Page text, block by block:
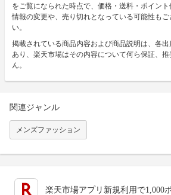
をご覧になられた時点で、価格・送料・ポイン
情報の変更や、売り切れとなっている可能性も
い。
掲載されている商品内容および商品説明は、各
あり、楽天市場はその内容について何ら保証、
ん。
関連ジャンル
メンズファッション
楽天市場アプリ新規利用で1,000